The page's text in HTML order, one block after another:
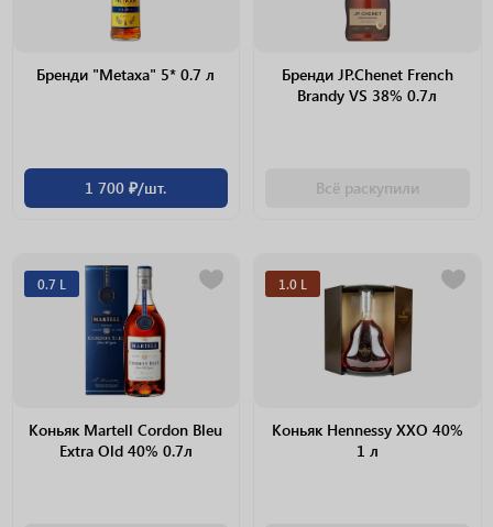
Бренди "Metaxa" 5* 0.7 л
1 700 ₽/шт.
Бренди JP.Chenet French
Brandy VS 38% 0.7л
Всё раскупили
0.7 L
Коньяк Martell Cordon Bleu
Extra Old 40% 0.7л
1.0 L
Коньяк Hennessy XXO 40%
1 л